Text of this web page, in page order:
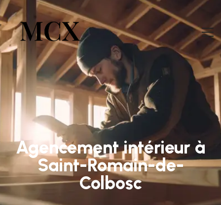
Agencement intérieur à
Saint-Romain-de-
Colbosc